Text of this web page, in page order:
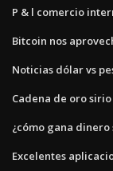
P & l comercio
Bitcoin nos
Noticias dólar vs
Cadena de oro sirio
¿cómo gana dinero
Excelentes